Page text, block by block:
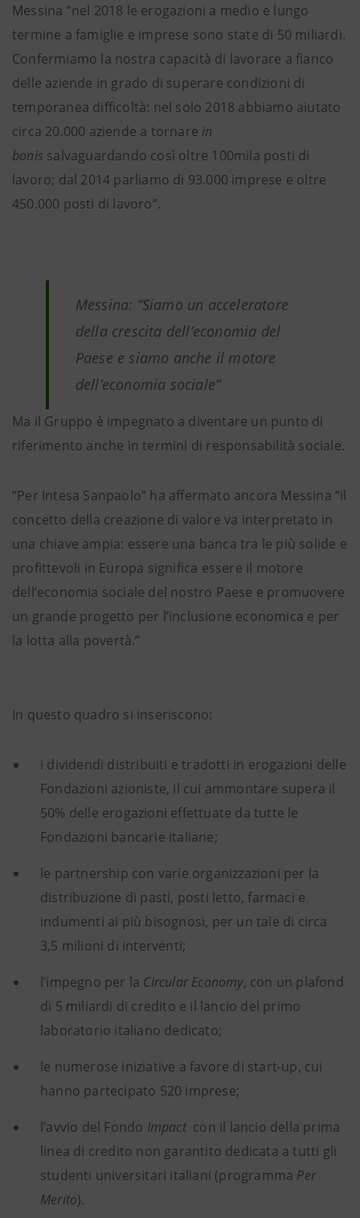
Messina “nel 2018 le erogazioni a medio e lungo
termine a famiglie e imprese sono state di 50 miliardi.
Confermiamo la nostra capacità di lavorare a fianco
delle aziende in grado di superare condizioni di
temporanea difficoltà: nel solo 2018 abbiamo aiutato
circa 20.000 aziende a tornare in
bonis salvaguardando così oltre 100mila posti di
lavoro; dal 2014 parliamo di 93.000 imprese e oltre
450.000 posti di lavoro”.
Messina: “Siamo un acceleratore
della crescita dell’economia del
Paese e siamo anche il motore
dell’economia sociale”
Ma il Gruppo è impegnato a diventare un punto di
riferimento anche in termini di responsabilità sociale.
“Per Intesa Sanpaolo” ha affermato ancora Messina “il
concetto della creazione di valore va interpretato in
una chiave ampia: essere una banca tra le più solide e
profittevoli in Europa significa essere il motore
dell’economia sociale del nostro Paese e promuovere
un grande progetto per l’inclusione economica e per
la lotta alla povertà.”
In questo quadro si inseriscono:
i dividendi distribuiti e tradotti in erogazioni delle
Fondazioni azioniste, il cui ammontare supera il
50% delle erogazioni effettuate da tutte le
Fondazioni bancarie italiane;
le partnership con varie organizzazioni per la
distribuzione di pasti, posti letto, farmaci e
indumenti ai più bisognosi, per un tale di circa
3,5 milioni di interventi;
l’impegno per la Circular Economy, con un plafond
di 5 miliardi di credito e il lancio del primo
laboratorio italiano dedicato;
le numerose iniziative a favore di start-up, cui
hanno partecipato 520 imprese;
l’avvio del Fondo Impactcon il lancio della prima
linea di credito non garantito dedicata a tutti gli
studenti universitari italiani (programma Per
Merito).